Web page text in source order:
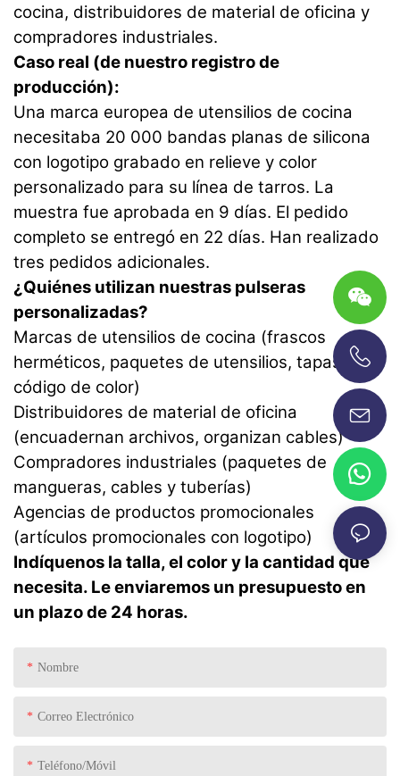
cocina, distribuidores de material de oficina y
compradores industriales.
Caso real (de nuestro registro de
producción):
Una marca europea de utensilios de cocina
necesitaba 20 000 bandas planas de silicona
con logotipo grabado en relieve y color
personalizado para su línea de tarros. La
muestra fue aprobada en 9 días. El pedido
completo se entregó en 22 días. Han realizado
tres pedidos adicionales.
¿Quiénes utilizan nuestras pulseras
personalizadas?
Marcas de utensilios de cocina (frascos
herméticos, paquetes de utensilios, tapas con
código de color)
Distribuidores de material de oficina
(encuadernan archivos, organizan cables)
Compradores industriales (paquetes de
mangueras, cables y tuberías)
Agencias de productos promocionales
(artículos promocionales con logotipo)
Indíquenos la talla, el color y la cantidad que
necesita. Le enviaremos un presupuesto en
un plazo de 24 horas.
Nombre
Correo Electrónico
Teléfono/Móvil